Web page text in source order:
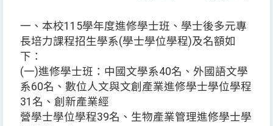
一、本校115學年度進修學士班、學士後多元專
長培力課程招生學系(學士學位學程)及名額如
下：
(一)進修學士班：中國文學系40名、外國語文學
系60名、數位人文與文創產業進修學士學位學程
31名、創新產業經
營學士學位學程39名、生物產業管理進修學士學